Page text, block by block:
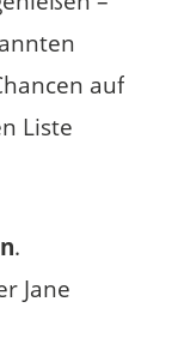
auf
Liste
.
Jane